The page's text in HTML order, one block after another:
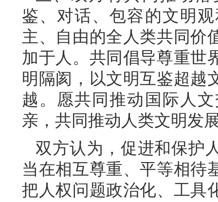
鉴、对话、包容的文明
主、自由的全人类共同价
加于人。共同倡导尊重世
明隔阂，以文明互鉴超越
越。愿共同推动国际人
亲，共同推动人类文明发
双方认为，促进和保护
当在相互尊重、平等相待
把人权问题政治化、工具